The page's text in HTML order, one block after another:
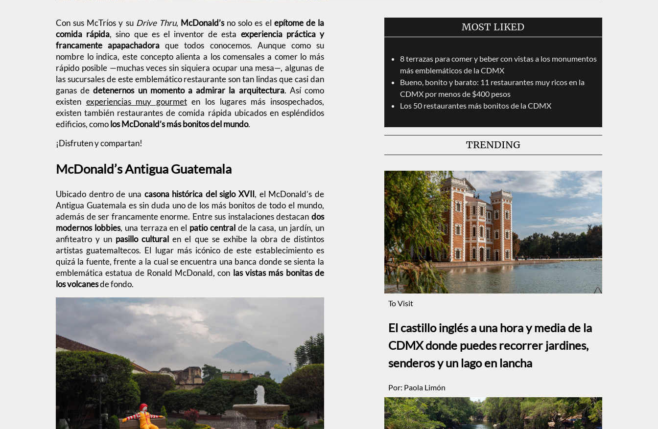
Con sus McTríos y su Drive Thru, McDonald’sno solo es el epítome de la
comida rápida, sino que es el inventor de esta experiencia práctica y
francamente apapachadora que todos conocemos. Aunque como su
nombre lo indica, este concepto alienta a los comensales a comer lo más
rápido posible —muchas veces sin siquiera ocupar una mesa—, algunas de
las sucursales de este emblemático restaurante son tan lindas que casi dan
ganas dedetenernos un momento a admirar la arquitectura. Así como
existen experiencias muy gourmeten los lugares más insospechados,
existen también restaurantes de comida rápida ubicados en espléndidos
edificios, comolos McDonald’s más bonitos del mundo.
¡Disfruten y compartan!
McDonald’s Antigua Guatemala
Ubicado dentro de una casona histórica del siglo XVII, el McDonald’s de
Antigua Guatemala es sin duda uno de los más bonitos de todo el mundo,
además de ser francamente enorme. Entre sus instalaciones destacan dos
modernos lobbies, una terraza en el patio centralde la casa, un jardín, un
anfiteatro y un pasillo cultural en el que se exhibe la obra de distintos
artistas guatemaltecos. El lugar más icónico de este establecimiento es
quizá la fuente, frente a la cual se encuentra una banca donde se sienta la
emblemática estatua de Ronald McDonald, con las vistas más bonitas de
los volcanesde fondo.
MOST LIKED
8 terrazas para comer y beber con vistas a los monumentos
más emblemáticos de la CDMX
Bueno, bonito y barato: 11 restaurantes muy ricos en la
CDMX por menos de $400 pesos
Los 50 restaurantes más bonitos de la CDMX
TRENDING
To Visit
El castillo inglés a una hora y media de la
CDMX donde puedes recorrer jardines,
senderos y un lago en lancha
Por: Paola Limón